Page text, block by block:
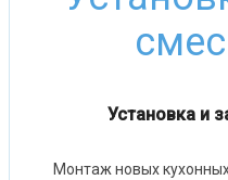
Установка и
Монтаж новых